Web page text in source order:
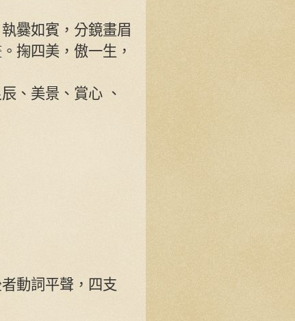
爨如賓，分鏡畫眉
掬四美，傲一生，
、美景、賞心 、
動詞平聲，四支